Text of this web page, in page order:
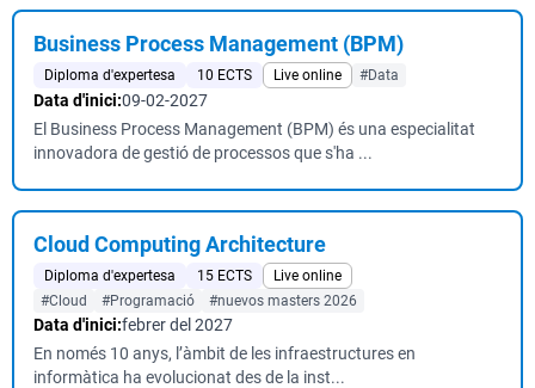
Business Process Management (BPM)
Diploma d'expertesa 10 ECTS Live online #Data
Data d'inici:09-02-2027
El Business Process Management (BPM) és una especialitat
innovadora de gestió de processos que s'ha ...
Cloud Computing Architecture
Diploma d'expertesa 15 ECTS
Live online
#Cloud
#Programació #nuevos masters 2026
Data d'inici:febrer del 2027
En només 10 anys, l’àmbit de les infraestructures en
informàtica ha evolucionat des de la inst...